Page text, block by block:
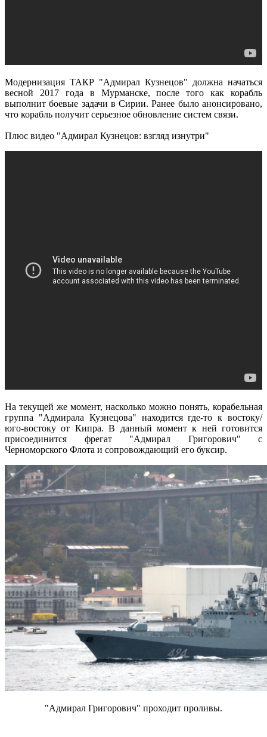
Модернизация ТАКР "Адмирал Кузнецов" должна начаться
весной 2017 года в Мурманске, после того как корабль
выполнит боевые задачи в Сирии. Ранее было анонсировано,
что корабль получит серьезное обновление систем связи.
Плюс видео "Адмирал Кузнецов: взгляд изнутри"
На текущей же момент, насколько можно понять, корабельная
группа "Адмирала Кузнецова" находится где-то к востоку/
юго-востоку от Кипра. В данный момент к ней готовится
присоединится фрегат "Адмирал Григорович" с
Черноморского Флота и сопровождающий его буксир.
"Адмирал Григорович" проходит проливы.